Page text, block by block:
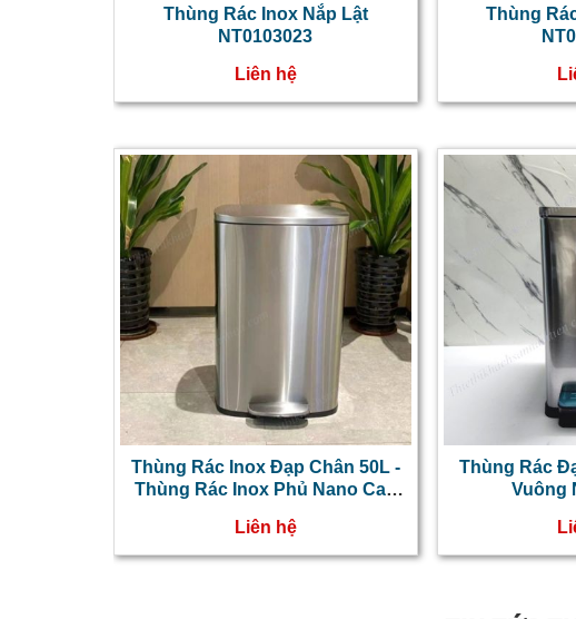
Thùng Rác Inox Nắp Lật
NT0103023
Liên hệ
Thùng
Thùng Rác Inox Đạp Chân 50L -
Thùng Rác Inox Phủ Nano Cao
Liên hệ
Thùng Rác
Vuông